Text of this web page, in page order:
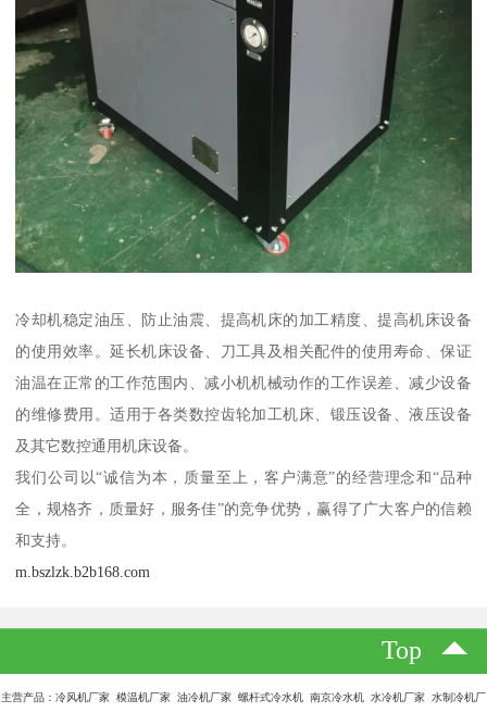
冷却机稳定油压、防止油震、提高机床的加工精度、提高机床设备
的使用效率。延长机床设备、刀工具及相关配件的使用寿命、保证
油温在正常的工作范围内、减小机机械动作的工作误差、减少设备
的维修费用。适用于各类数控齿轮加工机床、锻压设备、液压设备
及其它数控通用机床设备。
我们公司以“诚信为本，质量至上，客户满意”的经营理念和“品种
全，规格齐，质量好，服务佳”的竞争优势，赢得了广大客户的信赖
和支持。
m.bszlzk.b2b168.com
Top
主营产品：冷风机厂家 模温机厂家 油冷机厂家 螺杆式冷水机 南京冷水机 水冷机厂家 水制冷机厂